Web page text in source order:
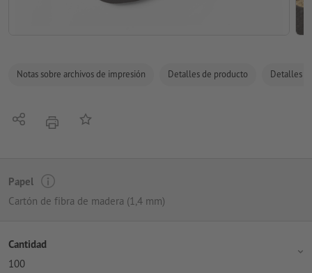
Notas sobre archivos de impresión Detalles de producto Detalles
CompartirimprimirAñadir a lista de favoritos
Papel
Cartón de fibra de madera (1,4 mm)
Cantidad
100